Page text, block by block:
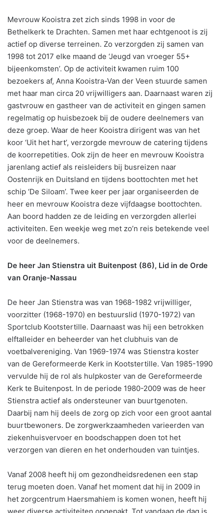
Mevrouw Kooistra zet zich sinds 1998 in voor de
Bethelkerk te Drachten. Samen met haar echtgenoot is zij
actief op diverse terreinen. Zo verzorgden zij samen van
1998 tot 2017 elke maand de ‘Jeugd van vroeger 55+
bijeenkomsten’. Op de activiteit kwamen ruim 100
bezoekers af, Anna Kooistra-Van der Veen stuurde samen
met haar man circa 20 vrijwilligers aan. Daarnaast waren zij
gastvrouw en gastheer van de activiteit en gingen samen
regelmatig op huisbezoek bij de oudere deelnemers van
deze groep. Waar de heer Kooistra dirigent was van het
koor ‘Uit het hart’, verzorgde mevrouw de catering tijdens
de koorrepetities. Ook zijn de heer en mevrouw Kooistra
jarenlang actief als reisleiders bij busreizen naar
Oostenrijk en Duitsland en tijdens boottochten met het
schip ‘De Siloam’. Twee keer per jaar organiseerden de
heer en mevrouw Kooistra deze vijfdaagse boottochten.
Aan boord hadden ze de leiding en verzorgden allerlei
activiteiten. Een weekje weg met zo’n reis betekende veel
voor de deelnemers.
De heer Jan Stienstra uit Buitenpost (86), Lid in de Orde
van Oranje-Nassau
De heer Jan Stienstra was van 1968-1982 vrijwilliger,
voorzitter (1968-1970) en bestuurslid (1970-1972) van
Sportclub Kootstertille. Daarnaast was hij een betrokken
elftalleider en beheerder van het clubhuis van de
voetbalvereniging. Van 1969-1974 was Stienstra koster
van de Gereformeerde Kerk in Kootstertille. Van 1985-1990
vervulde hij de rol als hulpkoster van de Gereformeerde
Kerk te Buitenpost. In de periode 1980-2009 was de heer
Stienstra actief als ondersteuner van buurtgenoten.
Daarbij nam hij deels de zorg op zich voor een groot aantal
buurtbewoners. De zorgwerkzaamheden varieerden van
ziekenhuisvervoer en boodschappen doen tot het
verzorgen van dieren en het onderhouden van tuintjes.
Vanaf 2008 heeft hij om gezondheidsredenen een stap
terug moeten doen. Vanaf het moment dat hij in 2009 in
het zorgcentrum Haersmahiem is komen wonen, heeft hij